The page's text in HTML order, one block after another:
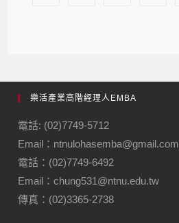
樂活產業高階經理人EMBA
電話: (02)7749-5712
Email：ntnulohasemba@gmail.com
電話：(02)7749-6492
Email：chung531@ntnu.edu.tw
傳真：(02)3365-2738